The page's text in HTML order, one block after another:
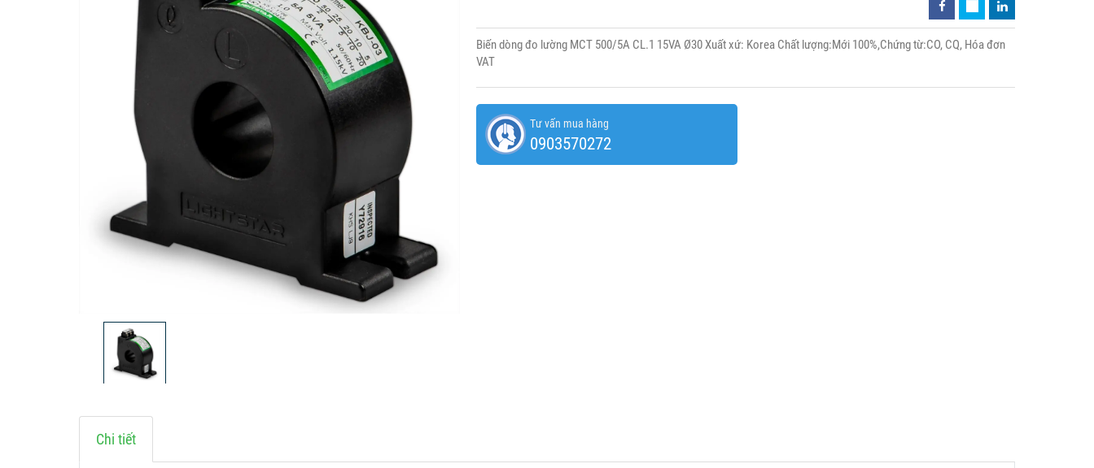
Biến dòng đo lường MCT 500/5A CL.1 15VA Ø30 Xuất xứ: Korea Chất lượng:Mới 100%,Chứng từ:CO, CQ, Hóa đơn
VAT
Tư vấn mua hàng
0903570272
Chi tiết